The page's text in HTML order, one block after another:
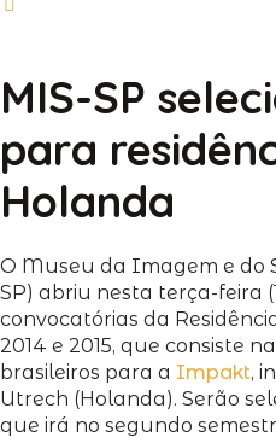
MIS-SP
para
Holanda
O Museu da Imagem e do
SP) abriu nesta terça-feira
convocatórias da
2014 e 2015, que consiste
brasileiros para a Impakt,
Utrech (Holanda). Serão
que irá no segundo